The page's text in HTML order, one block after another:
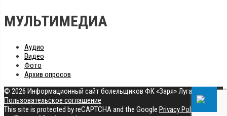
МУЛЬТИМЕДИА
Аудио
Видео
Фото
Архив опросов
© 2026 Информационный сайт болельщиков ФК «Заря» Луганск
Пользовательское соглашение
This site is protected by reCAPTCHA and the Google Privacy Policy